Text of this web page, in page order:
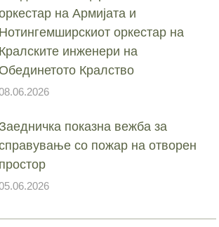
на Армијата и
Нотингемширскиот оркестар на
Кралските инженери на
Обединетото Кралство
показна вежба за
со пожар на отворен
простор